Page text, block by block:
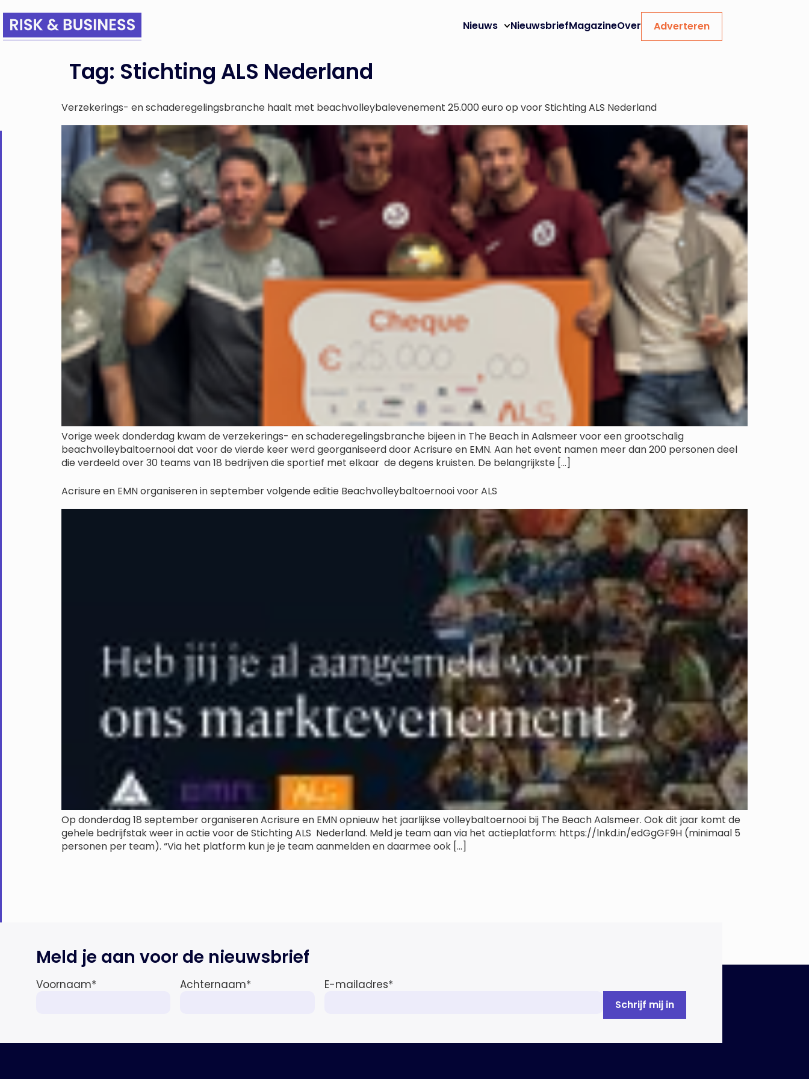
Nieuws NieuwsbriefMagazineOver Adverteren
Tag: Stichting ALS Nederland
Verzekerings- en schaderegelingsbranche haalt met beachvolleybalevenement 25.000 euro op voor Stichting ALS Nederland
Vorige week donderdag kwam de verzekerings- en schaderegelingsbranche bijeen in The Beach in Aalsmeer voor een grootschalig
beachvolleybaltoernooi dat voor de vierde keer werd georganiseerd door Acrisure en EMN. Aan het event namen meer dan 200 personen deel
die verdeeld over 30 teams van 18 bedrijven die sportief met elkaar de degens kruisten. De belangrijkste […]
Acrisure en EMN organiseren in september volgende editie Beachvolleybaltoernooi voor ALS
Op donderdag 18 september organiseren Acrisure en EMN opnieuw het jaarlijkse volleybaltoernooi bij The Beach Aalsmeer. Ook dit jaar komt de
gehele bedrijfstak weer in actie voor de Stichting ALS Nederland. Meld je team aan via het actieplatform: https://lnkd.in/edGgGF9H (minimaal 5
personen per team). “Via het platform kun je je team aanmelden en daarmee ook […]
Meld je aan voor de nieuwsbrief
Voornaam* Achternaam* E-mailadres*